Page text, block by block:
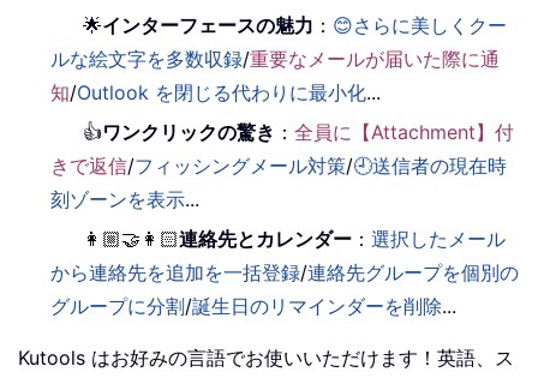
🌟インターフェースの魅力 ： 😊さらに美しくクー
ルな絵文字を多数収録/重要なメールが届いた際に通
知/Outlook を閉じる代わりに最小化...
👍ワンクリックの驚き ：全員に【Attachment】付
きで返信/フィッシングメール対策/🕘送信者の現在時
刻ゾーンを表示...
👩🏼‍🤝‍👩🏻連絡先とカレンダー ：選択したメール
から連絡先を追加を一括登録/連絡先グループを個別の
グループに分割/誕生日のリマインダーを削除...
Kutools はお好みの言語でお使いいただけます！英語、ス